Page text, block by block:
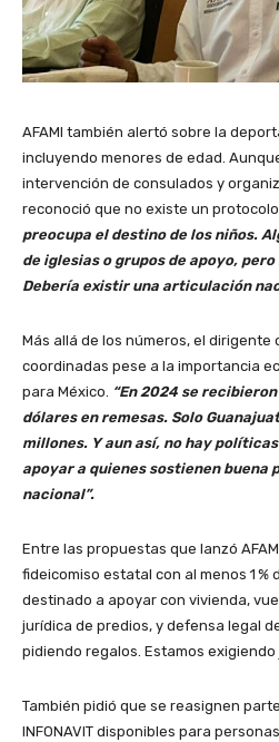
AFAMI también alertó sobre la
incluyendo menores de edad.
intervención de consulados y
reconoció que no existe un
preocupa el destino de los niños.
de iglesias o grupos de apoyo,
Debería existir una articulación
Más allá de los números, el
coordinadas pese a la importancia
para México. “En 2024 se
dólares en remesas. Solo
millones. Y aun así, no hay
apoyar a quienes sostienen buena
nacional”.
Entre las propuestas que lanzó
fideicomiso estatal con al menos 1
destinado a apoyar con vivienda,
jurídica de predios, y defensa legal
pidiendo regalos. Estamos exigiendo
También pidió que se reasignen
INFONAVIT disponibles para